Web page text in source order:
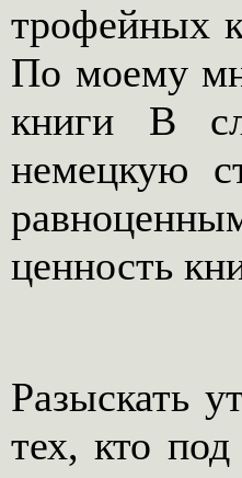
трофейных
По моему
книги В
немецкую
ценность
Разыскать
тех, кто